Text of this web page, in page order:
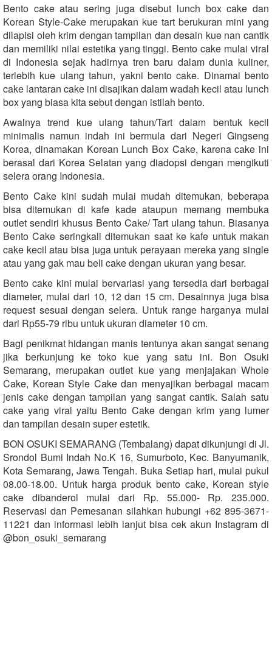
Bento cake atau sering juga disebut lunch box cake dan
Korean Style-Cake merupakan kue tart berukuran mini yang
dilapisi oleh krim dengan tampilan dan desain kue nan cantik
dan memiliki nilai estetika yang tinggi. Bento cake mulai viral
di Indonesia sejak hadirnya tren baru dalam dunia kuliner,
terlebih kue ulang tahun, yakni bento cake. Dinamai bento
cake lantaran cake ini disajikan dalam wadah kecil atau lunch
box yang biasa kita sebut dengan istilah bento.
Awalnya trend kue ulang tahun/Tart dalam bentuk kecil
minimalis namun indah ini bermula dari Negeri Gingseng
Korea, dinamakan Korean Lunch Box Cake, karena cake ini
berasal dari Korea Selatan yang diadopsi dengan mengikuti
selera orang Indonesia.
Bento Cake kini sudah mulai mudah ditemukan, beberapa
bisa ditemukan di kafe kade ataupun memang membuka
outlet sendiri khusus Bento Cake/ Tart ulang tahun. Biasanya
Bento Cake seringkali ditemukan saat ke kafe untuk makan
cake kecil atau bisa juga untuk perayaan mereka yang single
atau yang gak mau beli cake dengan ukuran yang besar.
Bento cake kini mulai bervariasi yang tersedia dari berbagai
diameter, mulai dari 10, 12 dan 15 cm. Desainnya juga bisa
request sesuai dengan selera. Untuk range harganya mulai
dari Rp55-79 ribu untuk ukuran diameter 10 cm.
Bagi penikmat hidangan manis tentunya akan sangat senang
jika berkunjung ke toko kue yang satu ini. Bon Osuki
Semarang, merupakan outlet kue yang menjajakan Whole
Cake, Korean Style Cake dan menyajikan berbagai macam
jenis cake dengan tampilan yang sangat cantik. Salah satu
cake yang viral yaitu Bento Cake dengan krim yang lumer
dan tampilan desain super estetik.
BON OSUKI SEMARANG (Tembalang) dapat dikunjungi di Jl.
Srondol Bumi Indah No.K 16, Sumurboto, Kec. Banyumanik,
Kota Semarang, Jawa Tengah. Buka Setiap hari, mulai pukul
08.00-18.00. Untuk harga produk bento cake, Korean style
cake dibanderol mulai dari Rp. 55.000- Rp. 235.000.
Reservasi dan Pemesanan silahkan hubungi +62 895-3671-
11221 dan informasi lebih lanjut bisa cek akun Instagram di
@bon_osuki_semarang